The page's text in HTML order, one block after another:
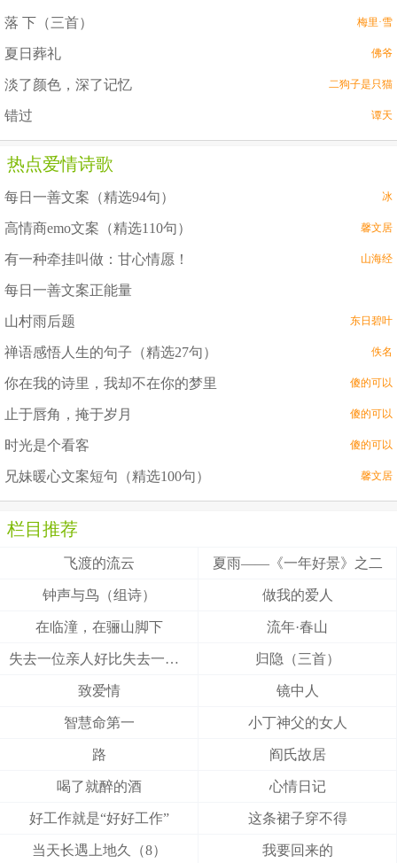
落 下（三首） 梅里·雪
夏日葬礼 佛爷
淡了颜色，深了记忆 二狗子是只猫
错过 谭天
热点爱情诗歌
每日一善文案（精选94句） 冰
高情商emo文案（精选110句） 馨文居
有一种牵挂叫做：甘心情愿！ 山海经
每日一善文案正能量
山村雨后题 东日碧叶
禅语感悟人生的句子（精选27句） 佚名
你在我的诗里，我却不在你的梦里 傻的可以
止于唇角，掩于岁月 傻的可以
时光是个看客 傻的可以
兄妹暖心文案短句（精选100句） 馨文居
栏目推荐
飞渡的流云 夏雨——《一年好景》之二
钟声与鸟（组诗） 做我的爱人
在临潼，在骊山脚下 流年·春山
失去一位亲人好比失去一颗牙齿 归隐（三首）
致爱情 镜中人
智慧命第一 小丁神父的女人
路 阎氏故居
喝了就醉的酒 心情日记
好工作就是“好好工作” 这条裙子穿不得
当天长遇上地久（8） 我要回来的